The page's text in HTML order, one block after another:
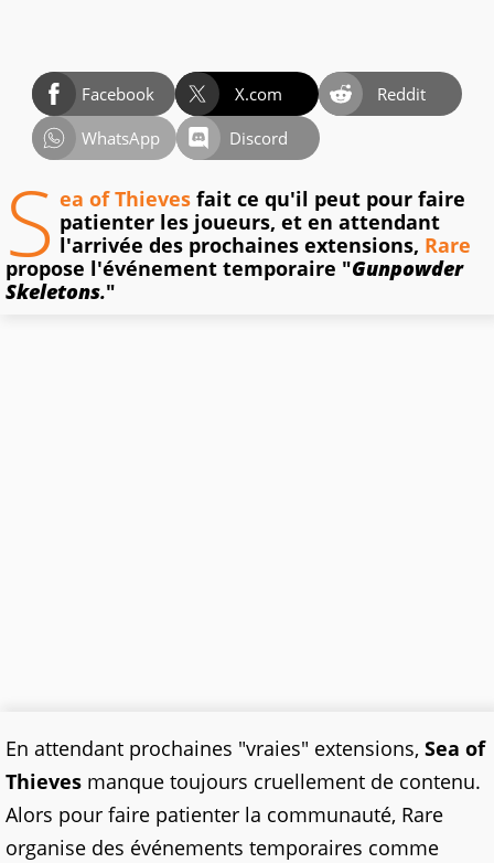
Facebook X.com
Reddit
WhatsApp
Discord
S ea of Thieves fait ce qu'il peut pour faire
patienter les joueurs, et en attendant
l'arrivée des prochaines extensions, Rare
propose l'événement temporaire "Gunpowder
Skeletons."
En attendant prochaines "vraies" extensions, Sea of
Thieves manque toujours cruellement de contenu.
Alors pour faire patienter la communauté, Rare
organise des événements temporaires comme